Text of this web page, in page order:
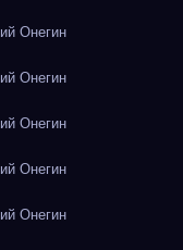
Онегин
Онегин
Онегин
Онегин
Онегин